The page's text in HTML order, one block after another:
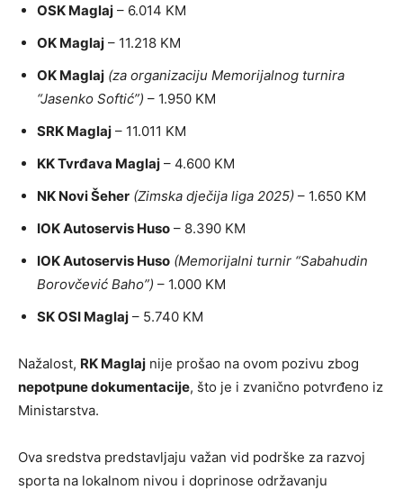
OSK Maglaj – 6.014 KM
OK Maglaj – 11.218 KM
OK Maglaj (za organizaciju Memorijalnog turnira
“Jasenko Softić”) – 1.950 KM
SRK Maglaj – 11.011 KM
KK Tvrđava Maglaj – 4.600 KM
NK Novi Šeher (Zimska dječija liga 2025) – 1.650 KM
IOK Autoservis Huso – 8.390 KM
IOK Autoservis Huso (Memorijalni turnir “Sabahudin
Borovčević Baho”) – 1.000 KM
SK OSI Maglaj – 5.740 KM
Nažalost, RK Maglaj nije prošao na ovom pozivu zbog
nepotpune dokumentacije, što je i zvanično potvrđeno iz
Ministarstva.
Ova sredstva predstavljaju važan vid podrške za razvoj
sporta na lokalnom nivou i doprinose održavanju